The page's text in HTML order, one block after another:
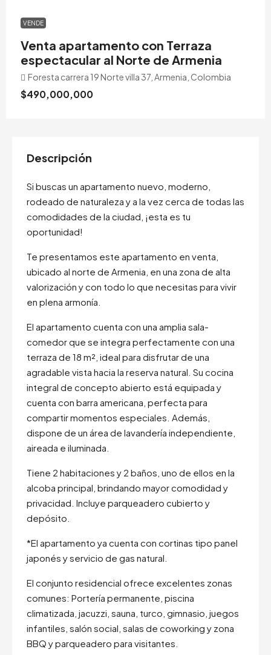
VENDE
Venta apartamento con Terraza
espectacular al Norte de Armenia
Foresta carrera 19 Norte villa 37, Armenia, Colombia
$490,000,000
Descripción
Si buscas un apartamento nuevo, moderno,
rodeado de naturaleza y a la vez cerca de todas las
comodidades de la ciudad, ¡esta es tu
oportunidad!
Te presentamos este apartamento en venta,
ubicado al norte de Armenia, en una zona de alta
valorización y con todo lo que necesitas para vivir
en plena armonía.
El apartamento cuenta con una amplia sala-
comedor que se integra perfectamente con una
terraza de 18 m², ideal para disfrutar de una
agradable vista hacia la reserva natural. Su cocina
integral de concepto abierto está equipada y
cuenta con barra americana, perfecta para
compartir momentos especiales. Además,
dispone de un área de lavandería independiente,
aireada e iluminada.
Tiene 2 habitaciones y 2 baños, uno de ellos en la
alcoba principal, brindando mayor comodidad y
privacidad. Incluye parqueadero cubierto y
depósito.
*El apartamento ya cuenta con cortinas tipo panel
japonés y servicio de gas natural.
El conjunto residencial ofrece excelentes zonas
comunes: Portería permanente, piscina
climatizada, jacuzzi, sauna, turco, gimnasio, juegos
infantiles, salón social, salas de coworking y zona
BBQ y parqueadero para visitantes.